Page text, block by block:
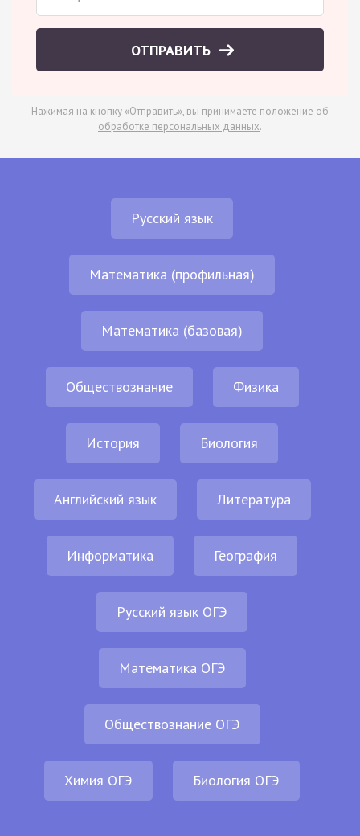
ОТПРАВИТЬ
Нажимая на кнопку «Отправить», вы принимаете положение об
обработке персональных данных.
Русский язык
Математика (профильная)
Математика (базовая)
Обществознание Физика
История Биология
Английский язык Литература
Информатика География
Русский язык ОГЭ
Математика ОГЭ
Обществознание ОГЭ
Химия ОГЭ Биология ОГЭ